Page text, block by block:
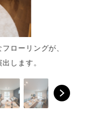
ローリングが、
します。